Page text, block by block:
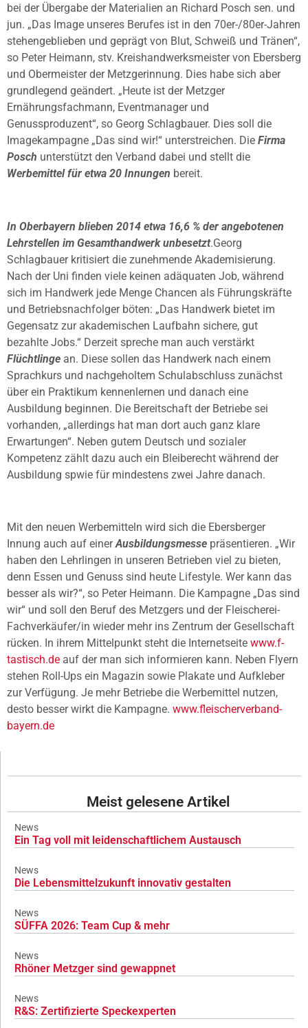
bei der Übergabe der Materialien an Richard Posch sen. und
jun. „Das Image unseres Berufes ist in den 70er-/80er-Jahren
stehengeblieben und geprägt von Blut, Schweiß und Tränen“,
so Peter Heimann, stv. Kreishandwerksmeister von Ebersberg
und Obermeister der Metzgerinnung. Dies habe sich aber
grundlegend geändert. „Heute ist der Metzger
Ernährungsfachmann, Eventmanager und
Genussproduzent“, so Georg Schlagbauer. Dies soll die
Imagekampagne „Das sind wir!“ unterstreichen. Die Firma
Posch unterstützt den Verband dabei und stellt die
Werbemittel für etwa 20 Innungen bereit.
In Oberbayern blieben 2014 etwa 16,6 % der angebotenen
Lehrstellen im Gesamthandwerk unbesetzt.Georg
Schlagbauer kritisiert die zunehmende Akademisierung.
Nach der Uni finden viele keinen adäquaten Job, während
sich im Handwerk jede Menge Chancen als Führungskräfte
und Betriebsnachfolger böten: „Das Handwerk bietet im
Gegensatz zur akademischen Laufbahn sichere, gut
bezahlte Jobs.“ Derzeit spreche man auch verstärkt
Flüchtlinge an. Diese sollen das Handwerk nach einem
Sprachkurs und nachgeholtem Schulabschluss zunächst
über ein Praktikum kennenlernen und danach eine
Ausbildung beginnen. Die Bereitschaft der Betriebe sei
vorhanden, „allerdings hat man dort auch ganz klare
Erwartungen“. Neben gutem Deutsch und sozialer
Kompetenz zählt dazu auch ein Bleiberecht während der
Ausbildung spwie für mindestens zwei Jahre danach.
Mit den neuen Werbemitteln wird sich die Ebersberger
Innung auch auf einerAusbildungsmesse präsentieren. „Wir
haben den Lehrlingen in unseren Betrieben viel zu bieten,
denn Essen und Genuss sind heute Lifestyle. Wer kann das
besser als wir?“, so Peter Heimann. Die Kampagne „Das sind
wir“ und soll den Beruf des Metzgers und der Fleischerei-
Fachverkäufer/in wieder mehr ins Zentrum der Gesellschaft
rücken. In ihrem Mittelpunkt steht die Internetseite www.f-
tastisch.de auf der man sich informieren kann. Neben Flyern
stehen Roll-Ups ein Magazin sowie Plakate und Aufkleber
zur Verfügung. Je mehr Betriebe die Werbemittel nutzen,
desto besser wirkt die Kampagne. www.fleischerverband-
bayern.de
Meist gelesene Artikel
News
Ein Tag voll mit leidenschaftlichem Austausch
News
Die Lebensmittelzukunft innovativ gestalten
News
SÜFFA 2026: Team Cup & mehr
News
Rhöner Metzger sind gewappnet
News
R&S: Zertifizierte Speckexperten